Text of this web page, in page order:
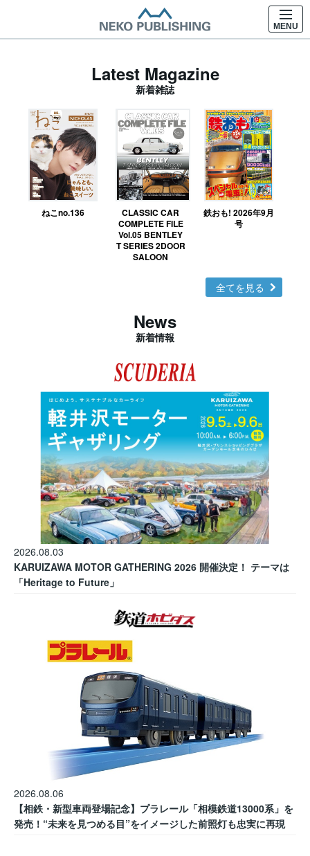
MENU
Latest Magazine
新着雑誌
ねこno.136
CLASSIC CAR
COMPLETE FILE
Vol.05 BENTLEY
T SERIES 2DOOR
SALOON
鉄おも! 2026年9月
号
全てを見る
News
新着情報
2026.08.03
KARUIZAWA MOTOR GATHERING 2026 開催決定！ テーマは
「Heritage to Future」
2026.08.06
【相鉄・新型車両登場記念】プラレール「相模鉄道13000系」を
発売！“未来を見つめる目”をイメージした前照灯も忠実に再現